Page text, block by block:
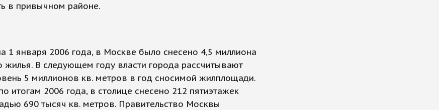
в привычном районе.
1 января 2006 года, в Москве было снесено 4,5 миллиона
жилья. В следующем году власти города рассчитывают
5 миллионов кв. метров в год сносимой жилплощади.
итогам 2006 года, в столице снесено 212 пятиэтажек
690 тысяч кв. метров. Правительство Москвы